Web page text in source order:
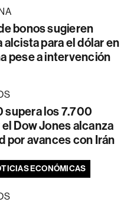
bonos sugieren
alcista para el dólar en
pese a intervención
supera los 7.700
Dow Jones alcanza
por avances con Irán
ECONÓMICAS